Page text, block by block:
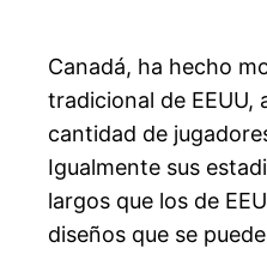
Canadá, ha hecho
tradicional de EEUU,
cantidad de
Igualmente sus
largos que los de
diseños que se